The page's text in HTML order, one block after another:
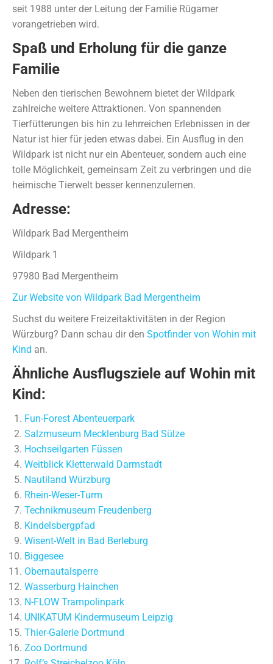
seit 1988 unter der Leitung der Familie Rügamer
vorangetrieben wird.
Spaß und Erholung für die ganze
Familie
Neben den tierischen Bewohnern bietet der Wildpark
zahlreiche weitere Attraktionen. Von spannenden
Tierfütterungen bis hin zu lehrreichen Erlebnissen in der
Natur ist hier für jeden etwas dabei. Ein Ausflug in den
Wildpark ist nicht nur ein Abenteuer, sondern auch eine
tolle Möglichkeit, gemeinsam Zeit zu verbringen und die
heimische Tierwelt besser kennenzulernen.
Adresse:
Wildpark Bad Mergentheim
Wildpark 1
97980 Bad Mergentheim
Zur Website von Wildpark Bad Mergentheim
Suchst du weitere Freizeitaktivitäten in der Region
Würzburg? Dann schau dir den Spotfinder von Wohin mit
Kind an.
Ähnliche Ausflugsziele auf Wohin mit
Kind:
Fun-Forest Abenteuerpark
Salzmuseum Mecklenburg Bad Sülze
Hochseilgarten Füssen
Weitblick Kletterwald Darmstadt
Nautiland Würzburg
Rhein-Weser-Turm
Technikmuseum Freudenberg
Kindelsbergpfad
Wisent-Welt in Bad Berleburg
Biggesee
Obernautalsperre
Wasserburg Hainchen
N-FLOW Trampolinpark
UNIKATUM Kindermuseum Leipzig
Thier-Galerie Dortmund
Zoo Dortmund